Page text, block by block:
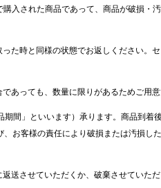
入された商品であって、商品が破損・
た時と同様の状態でお返しください。
あっても、数量に限りがあるためご用
間」といいます）承ります。商品到着
お客様の責任により破損または汚損し
送させていただくか、破棄させていた